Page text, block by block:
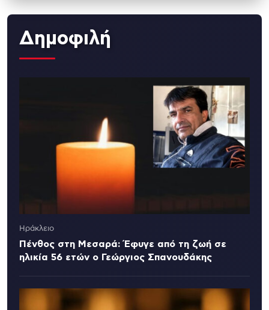
Δημοφιλή
Ηράκλειο
Πένθος στη Μεσαρά: Έφυγε από τη ζωή σε
ηλικία 56 ετών ο Γεώργιος Σπανουδάκης